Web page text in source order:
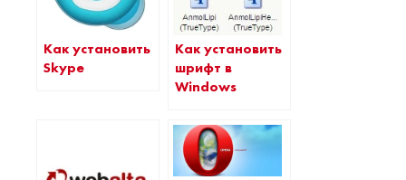
Как установить
Skype
Как установить
шрифт в
Windows